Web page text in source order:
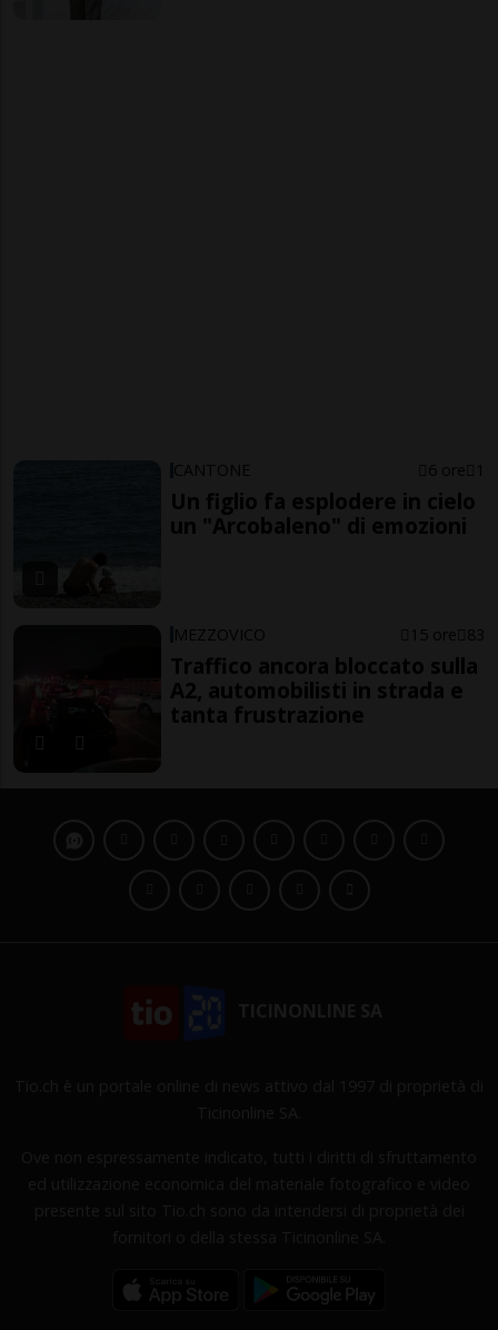
CANTONE 6 ore 1
Un figlio fa esplodere in cielo
un "Arcobaleno" di emozioni
MEZZOVICO 15 ore 83
Traffico ancora bloccato sulla
A2, automobilisti in strada e
tanta frustrazione